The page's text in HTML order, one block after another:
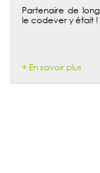
Partenaire de
le codever y était !
+ En savoir plus